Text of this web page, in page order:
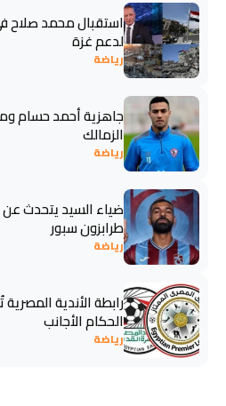
استقبال محمد صلاح
لدعم غزة
رياضة
جاهزية أحمد حسام
الزمالك
رياضة
ضياء السيد يتحدث
طرابزون سبور
رياضة
رابطة الأندية
الحكام الأجانب
رياضة